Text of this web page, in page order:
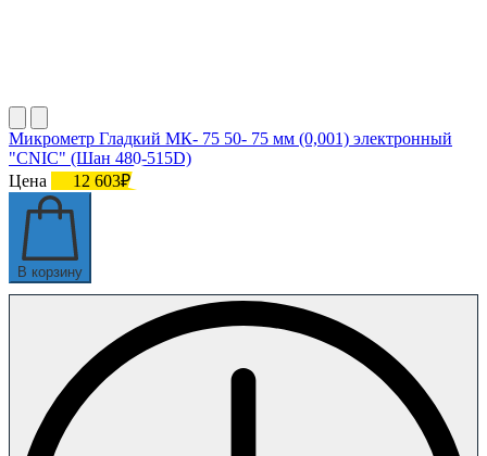
Микрометр Гладкий МК- 75 50- 75 мм (0,001) электронный
"CNIC" (Шан 480-515D)
Цена
12 603₽
В корзину